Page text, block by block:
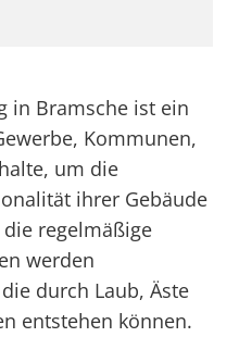
in Bramsche ist ein
Kommunen,
um die
ihrer Gebäude
regelmäßige
werden
durch Laub, Äste
entstehen können.